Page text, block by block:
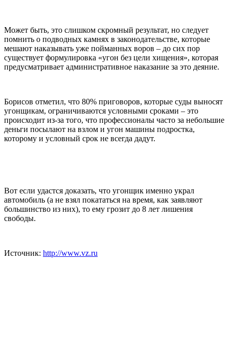
Может быть, это слишком скромный результат, но следует
помнить о подводных камнях в законодательстве, которые
мешают наказывать уже пойманных воров – до сих пор
существует формулировка «угон без цели хищения», которая
предусматривает административное наказание за это деяние.
Борисов отметил, что 80% приговоров, которые суды выносят
угонщикам, ограничиваются условными сроками – это
происходит из-за того, что профессионалы часто за небольшие
деньги посылают на взлом и угон машины подростка,
которому и условный срок не всегда дадут.
Вот если удастся доказать, что угонщик именно украл
автомобиль (а не взял покататься на время, как заявляют
большинство из них), то ему грозит до 8 лет лишения
свободы.
Источник: http://www.vz.ru